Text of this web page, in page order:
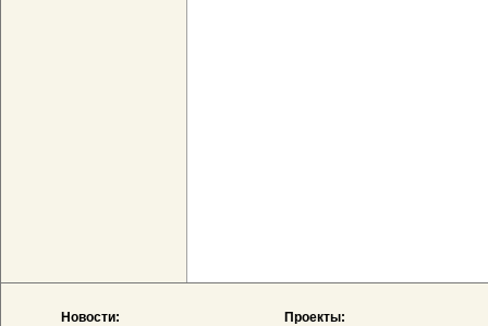
Новости: Проекты: